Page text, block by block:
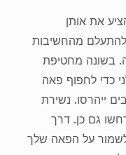
את אותן
מהחשיבות
בשונה מחטיפת
כדי לחפוף פאה
ייהרסו. נשירת
גם כן. דרך
לשמור על הפאה שלך